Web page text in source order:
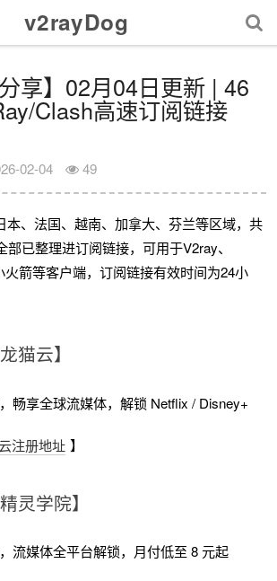
v2rayDog
享】02月04日更新 | 46
Clash高速订阅链接
02-04 49
本、法国、越南、加拿大、芬兰等区域，共
已整理进订阅链接，可用于V2ray、
箭等客户端，订阅链接有效时间为24小
猫云】
畅享全球流媒体，解锁 Netflix / Disney+
注册地址 】
灵学院】
流媒体全平台解锁，月付低至 8 元起